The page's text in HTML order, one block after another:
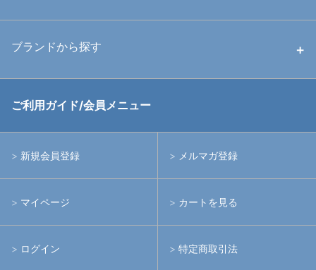
中古アームシステム
ハウジング
ライト
アームシステム
アクションカメラ(GoPro等)
ブランドから探す
RGBlue
イノン
ご利用ガイド/会員メニュー
新規会員登録 メルマガ登録
マイページ カートを見る
ログイン 特定商取引法